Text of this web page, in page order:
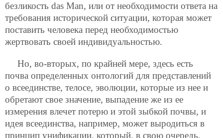
безликость das Man, или от необходимости ответа на
требования исторической ситуации, которая может
поставить человека перед необходимостью
жертвовать своей индивидуальностью.
Но, во-вторых, по крайней мере, здесь есть
почва определенных онтологий для представлений
о всеединстве, телосе, эволюции, которые из нее и
обретают свое значение, выпадение же из ее
измерения влечет потерю и этой зыбкой почвы, и
идея всеединства, например, может выродиться в
принцип унификации, который, в свою очередь,